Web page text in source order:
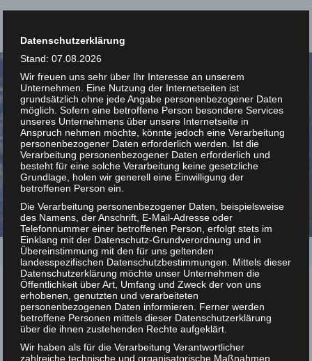
RAT COMMUNITY MEETING 2025
Home RAT Community Meeting 2025
Datenschutzerklärung
Stand: 07.08.2026
Wir freuen uns sehr über Ihr Interesse an unserem
Unternehmen. Eine Nutzung der Internetseiten ist
grundsätzlich ohne jede Angabe personenbezogener Daten
möglich. Sofern eine betroffene Person besondere Services
unseres Unternehmens über unsere Internetseite in
Anspruch nehmen möchte, könnte jedoch eine Verarbeitung
personenbezogener Daten erforderlich werden. Ist die
Verarbeitung personenbezogener Daten erforderlich und
besteht für eine solche Verarbeitung keine gesetzliche
Grundlage, holen wir generell eine Einwilligung der
betroffenen Person ein.
Die Verarbeitung personenbezogener Daten, beispielsweise
des Namens, der Anschrift, E-Mail-Adresse oder
Telefonnummer einer betroffenen Person, erfolgt stets im
Einklang mit der Datenschutz-Grundverordnung und in
Übereinstimmung mit den für uns geltenden
landesspezifischen Datenschutzbestimmungen. Mittels dieser
Datenschutzerklärung möchte unser Unternehmen die
Öffentlichkeit über Art, Umfang und Zweck der von uns
erhobenen, genutzten und verarbeiteten
personenbezogenen Daten informieren. Ferner werden
betroffene Personen mittels dieser Datenschutzerklärung
über die ihnen zustehenden Rechte aufgeklärt.
Wir haben als für die Verarbeitung Verantwortlicher
zahlreiche technische und organisatorische Maßnahmen